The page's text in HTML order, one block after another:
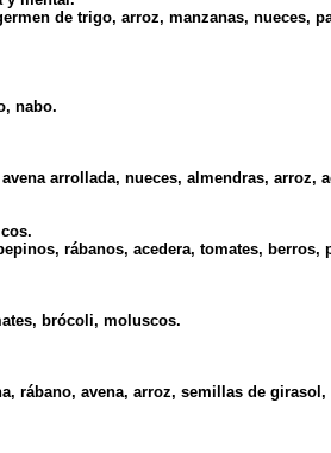
de trigo, arroz, manzanas, nueces,
nabo.
arrollada, nueces, almendras, arroz,
rábanos, acedera, tomates, berros,
brócoli, moluscos.
rábano, avena, arroz, semillas de